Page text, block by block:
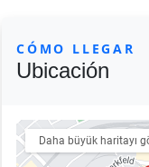
CÓMO LLEGAR
Ubicación